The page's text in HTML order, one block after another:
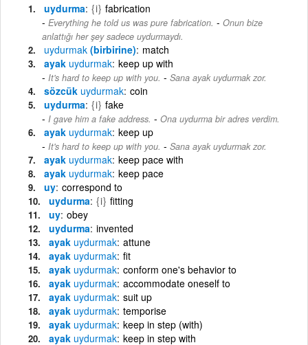
uydurma {i} fabrication
Everything he told us was pure fabrication. - Onun bize
anlattığı her şey sadece uydurmaydı.
uydurmak (birbirine) match
ayak uydurmak keep up with
It's hard to keep up with you. - Sana ayak uydurmak zor.
sözcük uydurmak coin
uydurma {i} fake
I gave him a fake address. - Ona uydurma bir adres verdim.
ayak uydurmak keep up
It's hard to keep up with you. - Sana ayak uydurmak zor.
ayak uydurmak keep pace with
ayak uydurmak keep pace
uy correspond to
uydurma {i} fitting
uy obey
uydurma invented
ayak uydurmak attune
ayak uydurmak fit
ayak uydurmak conform one's behavior to
ayak uydurmak accommodate oneself to
ayak uydurmak suit up
ayak uydurmak temporise
ayak uydurmak keep in step (with)
ayak uydurmak keep in step with